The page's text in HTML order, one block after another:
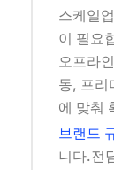
스케일
이 필요
오프라
동, 프리
에 맞춰
브랜드
니다.전